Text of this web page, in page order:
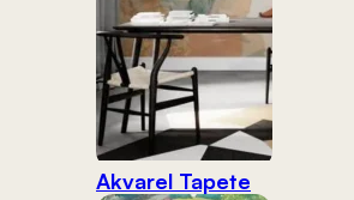
Akvarel Tapete